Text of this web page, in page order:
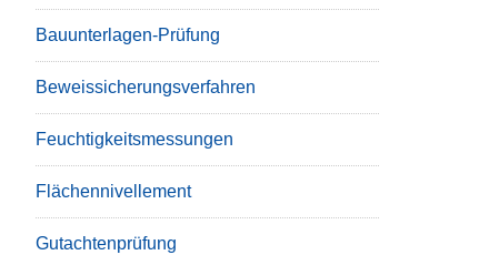
Bauunterlagen-Prüfung
Beweissicherungsverfahren
Feuchtigkeitsmessungen
Flächennivellement
Gutachtenprüfung